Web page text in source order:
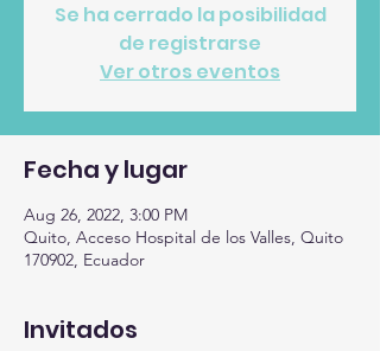
Se ha cerrado la posibilidad
de registrarse
Ver otros eventos
Fecha y lugar
Aug 26, 2022, 3:00 PM
Quito, Acceso Hospital de los Valles, Quito
170902, Ecuador
Invitados